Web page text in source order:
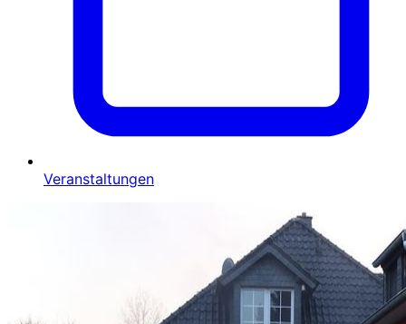
Veranstaltungen